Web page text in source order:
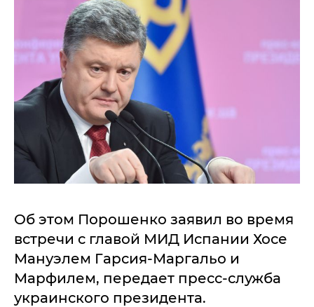
Об этом Порошенко заявил во время
встречи с главой МИД Испании Хосе
Мануэлем Гарсия-Маргальо и
Марфилем, передает пресс-служба
украинского президента.